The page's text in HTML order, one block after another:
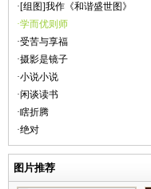
·[组图]我作《和谐盛世图》
·学而优则师
·受苦与享福
·摄影是镜子
·小说小说
·闲谈读书
·瞎折腾
·绝对
图片推荐